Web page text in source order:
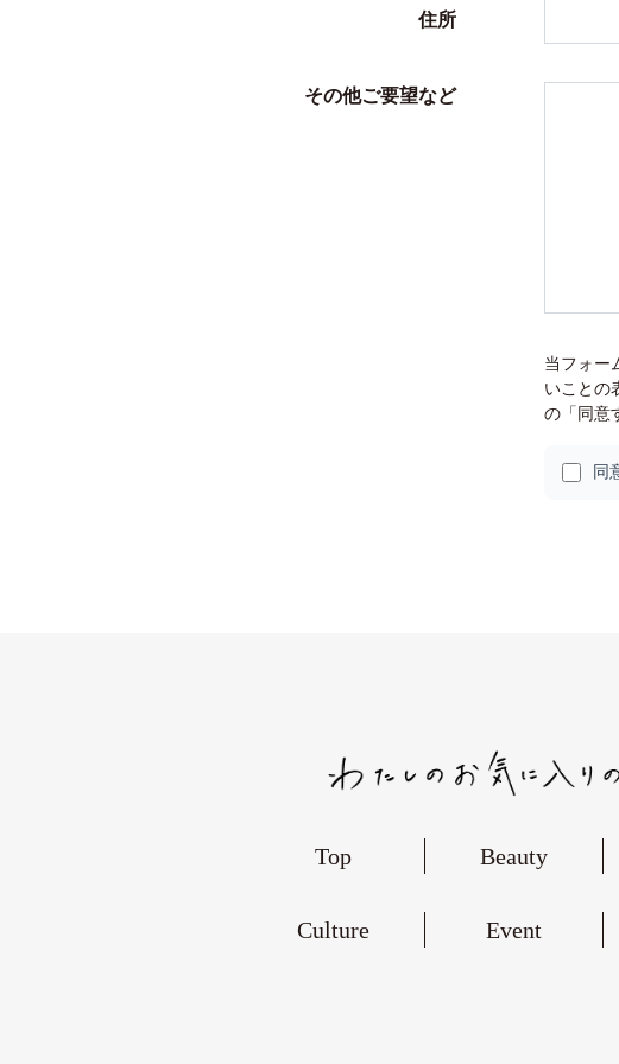
住所
その他ご要望など
当フォー
いことの
の「同意
同
Top Beauty
Culture Event